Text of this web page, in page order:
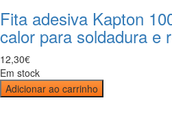
Fita adesiva Kapton
calor para soldadura e
12,30€
Em stock
Adicionar ao carrinho